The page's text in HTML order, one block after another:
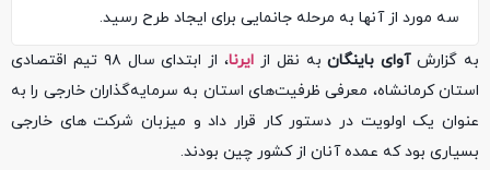
سه مورد از آنها به مرحله جانمایی برای ایجاد طرح رسید.
به گزارشآوای باینگانبه نقل از ایرنا
، از ابتدای سال ۹۸ تیم اقتصادی
استان کرمانشاه، معرفی ظرفیت‌های استان به سرمایه‌گذاران خارجی را به
عنوان یک اولویت در دستور کار قرار داد و میزبان شرکت های خارجی
بسیاری بود که عمده آنان از کشور چین بودند.